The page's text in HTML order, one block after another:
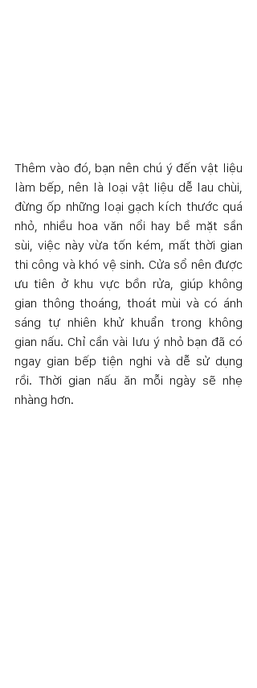
Thêm vào đó, bạn nên chú ý đến vật liệu
làm bếp, nên là loại vật liệu dễ lau chùi,
đừng ốp những loại gạch kích thước quá
nhỏ, nhiều hoa văn nổi hay bề mặt sần
sùi, việc này vừa tốn kém, mất thời gian
thi công và khó vệ sinh. Cửa sổ nên được
ưu tiên ở khu vực bồn rửa, giúp không
gian thông thoáng, thoát mùi và có ánh
sáng tự nhiên khử khuẩn trong không
gian nấu. Chỉ cần vài lưu ý nhỏ bạn đã có
ngay gian bếp tiện nghi và dễ sử dụng
rồi. Thời gian nấu ăn mỗi ngày sẽ nhẹ
nhàng hơn.